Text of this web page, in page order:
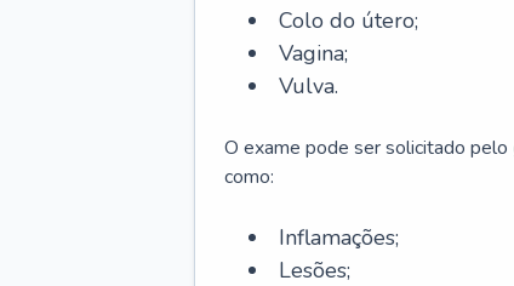
Colo do útero;
Vagina;
Vulva.
O exame pode ser solicitado pelo
como:
Inflamações;
Lesões;